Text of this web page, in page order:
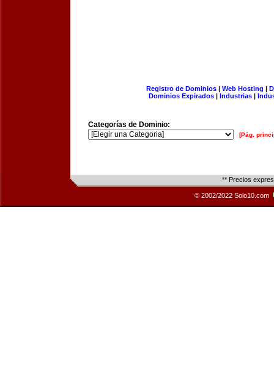
Registro de Dominios| Web Hosting |
Dominios Expirados | Industrias |
Categorías de Dominio:
[Pág.
** Precios
© 2002/2022 Solo10.com